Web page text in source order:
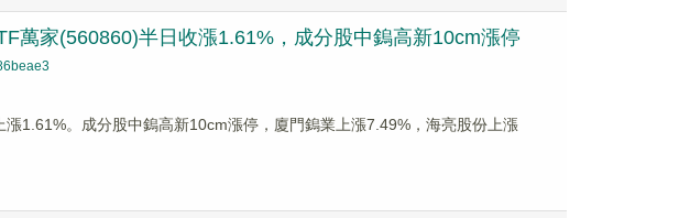
萬家(560860)半日收漲1.61%，成分股中鎢高新10cm漲停
1.61%。成分股中鎢高新10cm漲停，廈門鎢業上漲7.49%，海亮股份上漲